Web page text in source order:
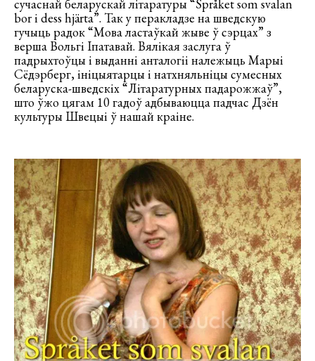
сучаснай беларускай літаратуры “Språket som svalan
bor i dess hjärta”. Так у перакладзе на шведскую
гучыць радок “Мова ластаўкай жыве ў сэрцах” з
верша Вольгі Іпатавай. Вялікая заслуга ў
падрыхтоўцы і выданні анталогіі належыць Марыі
Сёдэрберг, ініцыятарцы і натхняльніцы сумесных
беларуска-шведскіх “Літаратурных падарожжаў”,
што ўжо цягам 10 гадоў адбываюцца падчас Дзён
культуры Швецыі ў нашай краіне.